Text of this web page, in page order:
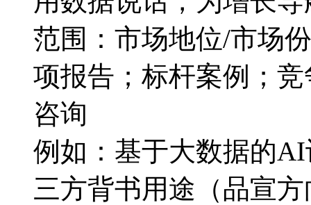
范围：市场地位/市场
项报告；标杆案例；
咨询
例如：基于大数据的
三方背书用途（品宣